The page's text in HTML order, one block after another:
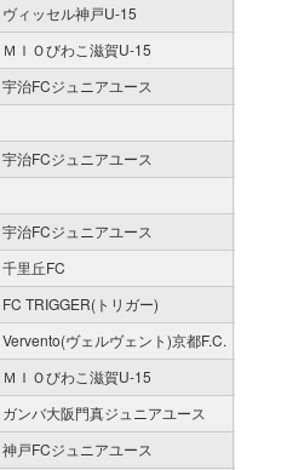
ヴィッセル神戸U-15
ＭＩＯびわこ滋賀U-15
宇治FCジュニアユース
宇治FCジュニアユース
宇治FCジュニアユース
千里丘FC
FC TRIGGER(トリガー)
Vervento(ヴェルヴェント)京都F.C.
ＭＩＯびわこ滋賀U-15
ガンバ大阪門真ジュニアユース
神戸FCジュニアユース